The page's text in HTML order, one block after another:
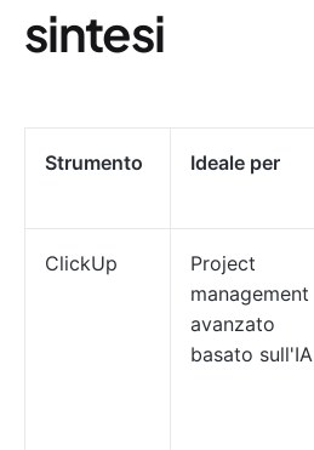
sintesi
Strumento Ideale per
ClickUp
Project
management
avanzato
basato sull'IA